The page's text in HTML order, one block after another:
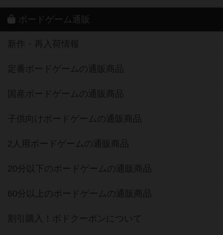
ボードゲーム通販
新作・再入荷情報
定番ボードゲームの通販商品
国産ボードゲームの通販商品
子供向けボードゲームの通販商品
2人用ボードゲームの通販商品
20分以下のボードゲームの通販商品
60分以上のボードゲームの通販商品
割引購入！ボドクーポンについて